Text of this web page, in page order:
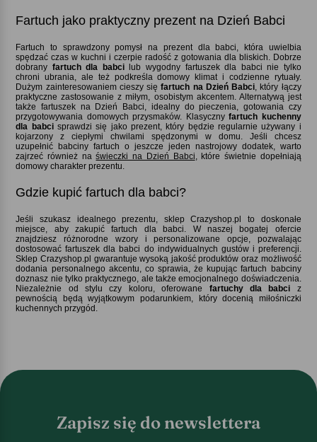
Fartuch jako praktyczny prezent na Dzień Babci
Fartuch to sprawdzony pomysł na prezent dla babci, która uwielbia
spędzać czas w kuchni i czerpie radość z gotowania dla bliskich. Dobrze
dobrany fartuch dla babcilub wygodny fartuszek dla babci nie tylko
chroni ubrania, ale też podkreśla domowy klimat i codzienne rytuały.
Dużym zainteresowaniem cieszy sięfartuch na Dzień Babci , który łączy
praktyczne zastosowanie z miłym, osobistym akcentem. Alternatywą jest
także fartuszek na Dzień Babci, idealny do pieczenia, gotowania czy
przygotowywania domowych przysmaków. Klasycznyfartuch kuchenny
dla babcisprawdzi się jako prezent, który będzie regularnie używany i
kojarzony z ciepłymi chwilami spędzonymi w domu. Jeśli chcesz
uzupełnić babciny fartuch o jeszcze jeden nastrojowy dodatek, warto
zajrzeć również naświeczki na Dzień Babci , które świetnie dopełniają
domowy charakter prezentu.
Gdzie kupić fartuch dla babci
Jeśli szukasz idealnego prezentu, sklep Crazyshop.pl to doskonałe
miejsce, aby zakupić fartuch dla babci. W naszej bogatej ofercie
znajdziesz różnorodne wzory i personalizowane opcje, pozwalając
dostosować fartuszek dla babci do indywidualnych gustów i preferencji.
Sklep Crazyshop.pl gwarantuje wysoką jakość produktów oraz możliwość
dodania personalnego akcentu, co sprawia, że kupując fartuch babciny
doznasz nie tylko praktycznego, ale także emocjonalnego doświadczenia.
Niezależnie od stylu czy koloru, oferowane fartuchy dla babci z
pewnością będą wyjątkowym podarunkiem, który docenią miłośniczki
kuchennych przygód.
Zapisz się do newslettera